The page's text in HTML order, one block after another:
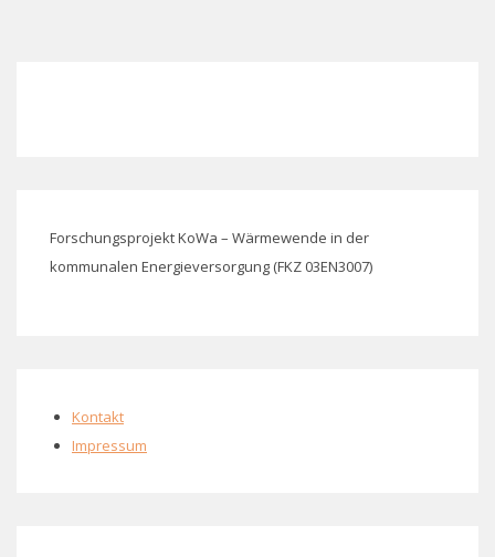
Forschungsprojekt KoWa – Wärmewende in der
kommunalen Energieversorgung (FKZ 03EN3007)
Kontakt
Impressum